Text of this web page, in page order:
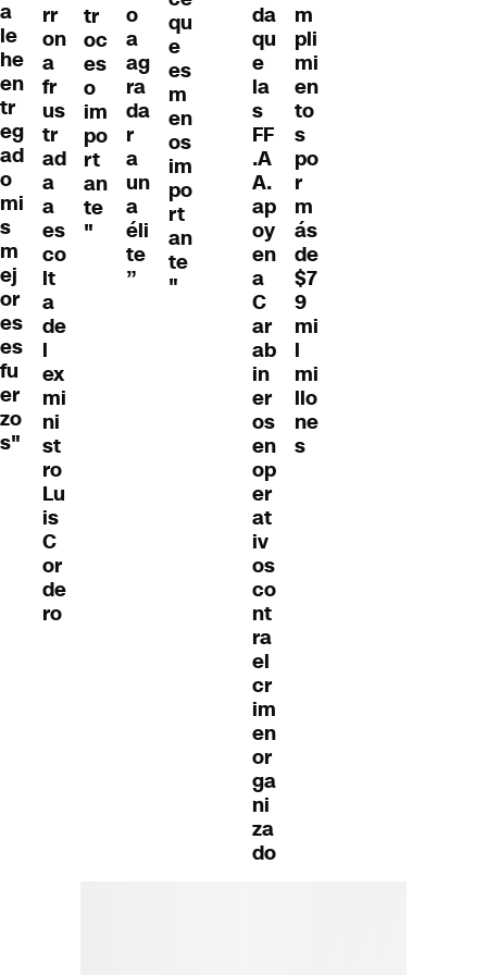
a
le
he
en
tr
eg
ad
o
mi
s
m
ej
or
es
es
fu
er
zo
s"
rr
on
a
fr
us
tr
ad
a
a
es
co
lt
a
de
l
ex
mi
ni
st
ro
Lu
is
C
or
de
ro
tr
oc
es
o
im
po
rt
an
te
"
o
a
ag
ra
da
r
a
un
a
éli
te
”
qu
e
es
m
en
os
im
po
rt
an
te
"
da
qu
e
la
s
FF
.A
A.
ap
oy
en
a
C
ar
ab
in
er
os
en
op
er
at
iv
os
co
nt
ra
el
cr
im
en
or
ga
ni
za
do
m
pli
mi
en
to
s
po
r
m
ás
de
$7
9
mi
l
mi
llo
ne
s